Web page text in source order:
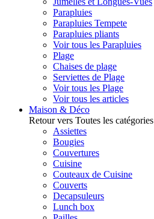
Parapluies
Parapluies Tempete
Parapluies pliants
Voir tous les Parapluies
Plage
Chaises de plage
Serviettes de Plage
Voir tous les Plage
Voir tous les articles
Maison & Déco
Retour vers Toutes les catégories
Assiettes
Bougies
Couvertures
Cuisine
Couteaux de Cuisine
Couverts
Decapsuleurs
Lunch box